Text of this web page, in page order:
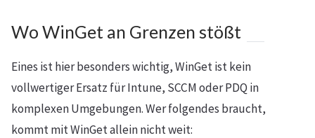
Wo WinGet an Grenzen stößt
Eines ist hier besonders wichtig, WinGet ist kein
vollwertiger Ersatz für Intune, SCCM oder PDQ in
komplexen Umgebungen. Wer folgendes braucht,
kommt mit WinGet allein nicht weit: